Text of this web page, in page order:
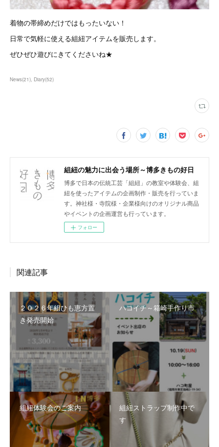
着物の帯締めだけではもったいない！
日常で気軽に使える組紐アイテムを販売します。
ぜひぜひ遊びにきてくださいね★
News(21) Diary(52)
組紐の魅力に出会う場所～博多きもの好日
博多で日本の伝統工芸「組紐」の教室や体験会、組
紐を使ったアイテムの企画制作・販売を行っていま
す。神社様・寺院様・企業様向けのオリジナル商品
やイベントの企画運営も行っています。
フォロー
関連記事
２０２６年組ひも恵方置
き発売開始
ハコイチ～箱崎手作り市
組紐体験会のご案内
組紐ストラップ制作中で
す